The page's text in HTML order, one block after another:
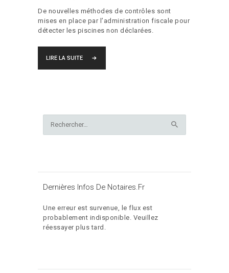
De nouvelles méthodes de contrôles sont
mises en place par l’administration fiscale pour
détecter les piscines non déclarées.
LIRE LA SUITE
Dernières Infos De Notaires.fr
Une erreur est survenue, le flux est
probablement indisponible. Veuillez
réessayer plus tard.